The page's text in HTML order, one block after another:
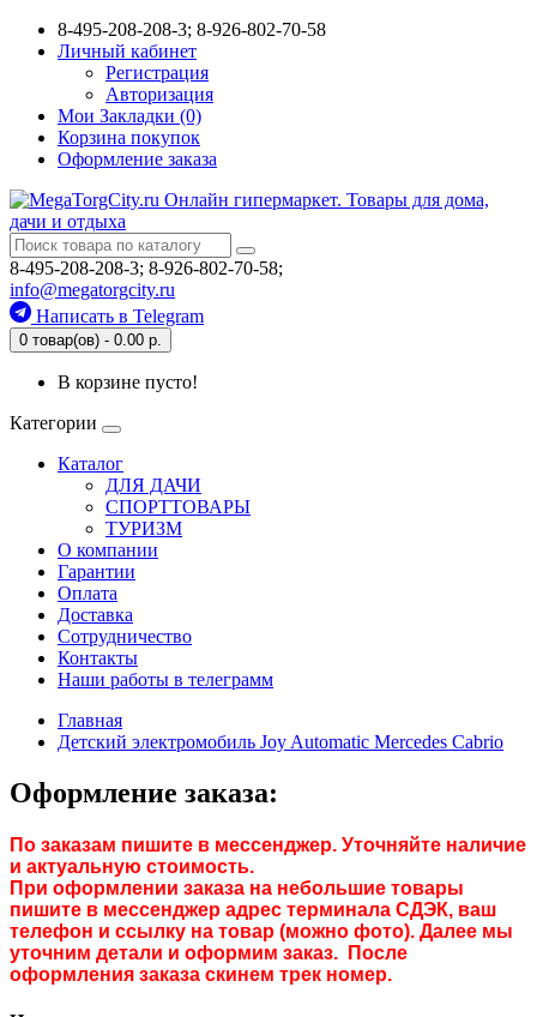
8-495-208-208-3; 8-926-802-70-58
Личный кабинет
Регистрация
Авторизация
Мои Закладки (0)
Корзина покупок
Оформление заказа
8-495-208-208-3; 8-926-802-70-58;
info@megatorgcity.ru
Написать в Telegram
0 товар(ов) - 0.00 р.
В корзине пусто!
Категории
Каталог
ДЛЯ ДАЧИ
СПОРТТОВАРЫ
ТУРИЗМ
О компании
Гарантии
Оплата
Доставка
Сотрудничество
Контакты
Наши работы в телеграмм
Главная
Детский электромобиль Joy Automatic Mercedes Cabrio
Оформление заказа:
По заказам пишите в мессенджер. Уточняйте наличие
и актуальную стоимость.
При оформлении заказа на небольшие товары
пишите в мессенджер адрес терминала СДЭК, ваш
телефон и ссылку на товар (можно фото). Далее мы
уточним детали и оформим заказ. После
оформления заказа скинем трек номер.